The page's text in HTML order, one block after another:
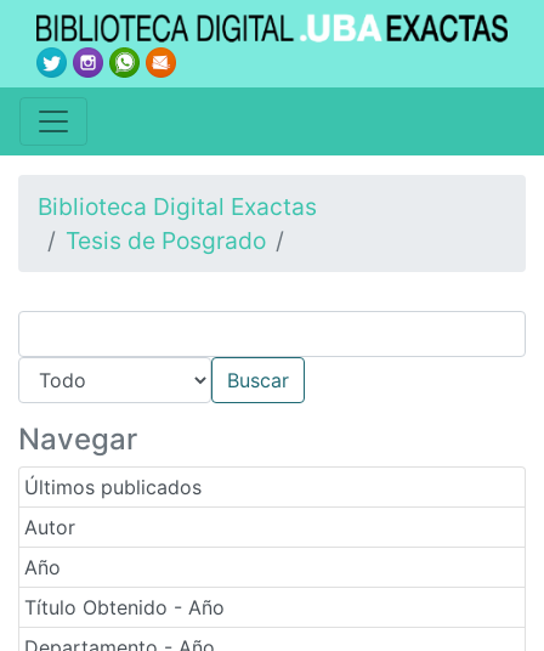
Biblioteca Digital Exactas
Tesis de Posgrado
Navegar
Últimos publicados
Autor
Año
Título Obtenido - Año